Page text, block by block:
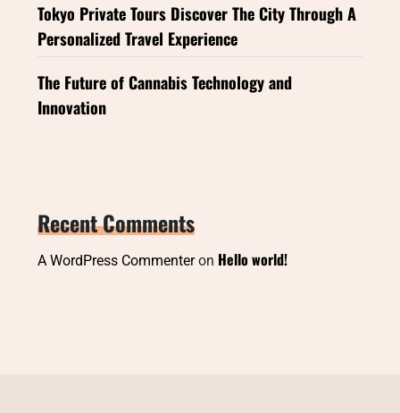
Tokyo Private Tours Discover The City Through A
Personalized Travel Experience
The Future of Cannabis Technology and
Innovation
Recent Comments
A WordPress Commenteron Hello world!